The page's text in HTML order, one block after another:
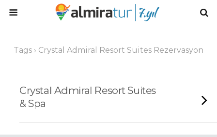
Tags › Crystal Admiral Resort Suites Rezervasyon
Crystal Admiral Resort Suites
& Spa